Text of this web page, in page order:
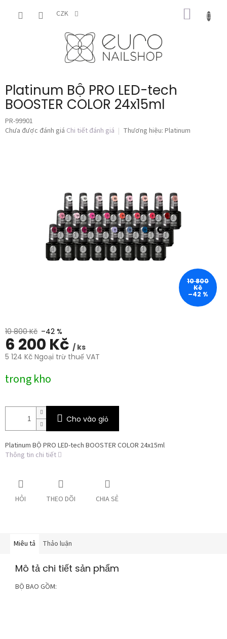
CZK
GIỎ
HÀNG
Platinum BỘ PRO LED-tech
BOOSTER COLOR 24x15ml
PR-99901
Đánh
Chưa được đánh giá Chi tiết đánh giá Thương hiệu: Platinum
10 800
Kč
–42 %
10 800 Kč –42 %
6 200 Kč / ks
5 124 Kč Ngoại trừ thuế VAT
đo
trong kho
Cho vào giỏ
Platinum BỘ PRO LED-tech BOOSTER COLOR 24x15ml
Thông tin chi tiết
HỎI THEO DÕI CHIA SẺ
Miêu tả Thảo luận
Mô tả chi tiết sản phẩm
BỘ BAO GỒM: